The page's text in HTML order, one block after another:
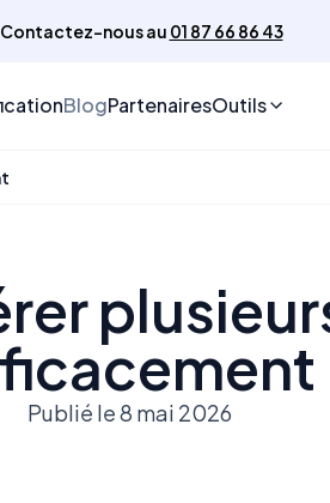
Contactez-nous au 01 87 66 86 43
BlogPartenairesOutils
Publié le 8 mai 2026